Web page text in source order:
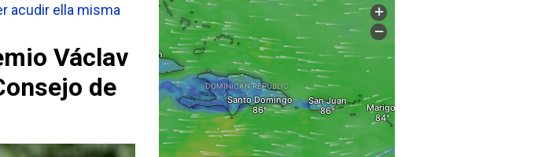
acudir ella misma
Václav
de